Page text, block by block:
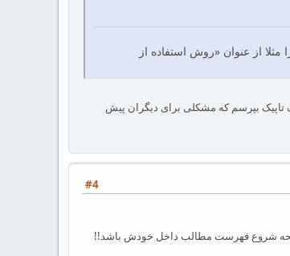
از عنوان «روش استفاده از
تاپیک بپرسم که مشکلی برای دیگران پیش
#4
شروع فهرست مطالب داخل خودش باشد!!